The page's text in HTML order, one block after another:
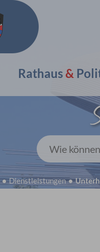
Rathaus&
Wie
Dienstleistungen